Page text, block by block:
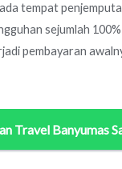
tempat
sejumlah
pembayaran
Travel Banyumas